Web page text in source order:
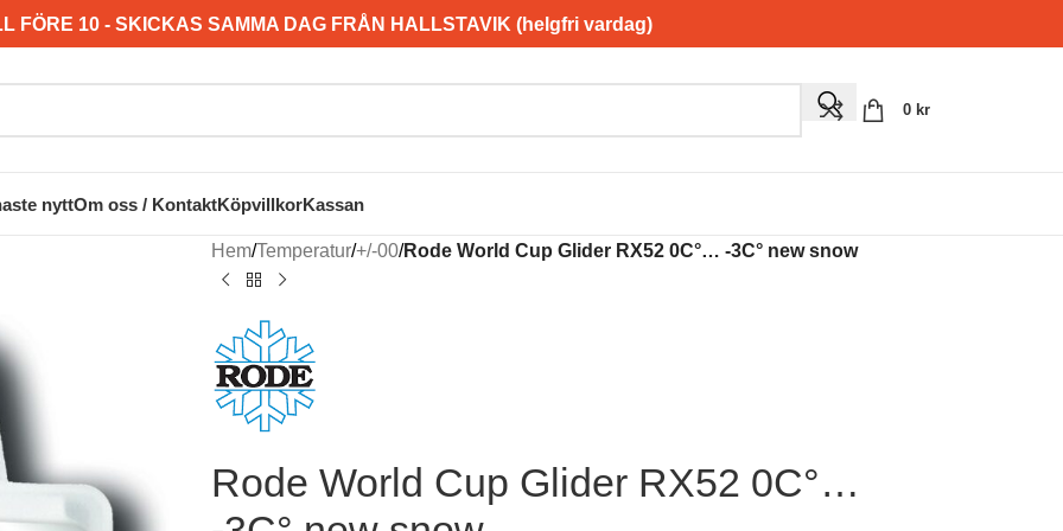
FÖRE 10 - SKICKAS SAMMA DAG FRÅN HALLSTAVIK (helgfri vardag)
0 kr
nyttOm oss / KontaktKöpvillkorKassan
Hem/Temperatur/+/-00/Rode World Cup Glider RX52 0C°… -3C° new snow
Rode World Cup Glider RX52 0C°…